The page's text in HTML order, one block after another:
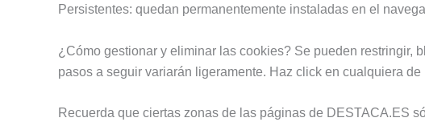
Persistentes: quedan permanentemente instaladas en el
¿Cómo gestionar y eliminar las cookies? Se pueden restringir,
pasos a seguir variarán ligeramente. Haz click en cualquiera
Recuerda que ciertas zonas de las páginas de DESTACA.ES